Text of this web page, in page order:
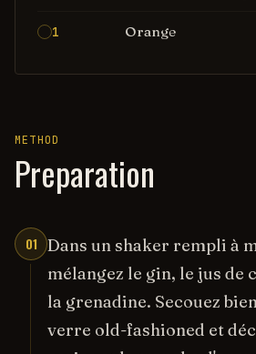
1 Orange
METHOD
Preparation
01 Dans un shaker rempli à
mélangez le gin, le jus de
la grenadine. Secouez
verre old-fashioned et